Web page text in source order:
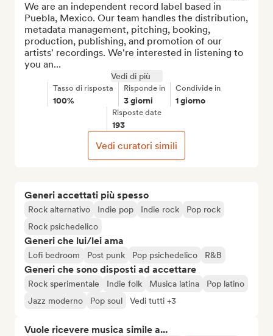
Generi accettati più spesso
Rock alternativo Indie pop Indie rock
Pop rock
Rock psichedelico
Generi che lui/lei ama
Lofi bedroom Post punk Pop psichedelico R&B
Generi che sono disposti ad accettare
Rock sperimentale Indie folk Musica latina
Pop latino
Jazz moderno
Pop soul Vedi tutti +3
Vuole ricevere musica simile a...
We are an independent record label based in
Puebla, Mexico. Our team handles the distribution,
metadata management, pitching, booking,
production, publishing, and promotion of our
artists' recordings. We're interested in listening to
you an...
Vedi di più
Tasso di risposta
100%
Risponde in
3 giorni
Condivide in
1 giorno
Risposte date
193
Vedi curatori simili